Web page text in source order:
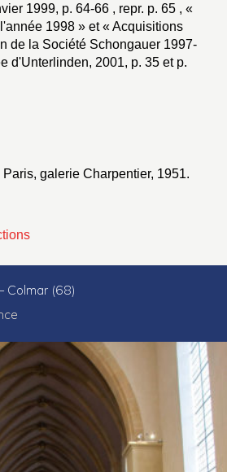
1999, p. 64-66 , repr. p. 65 , «
1998 » et « Acquisitions
de la Société Schongauer 1997-
d'Unterlinden, 2001, p. 35 et p.
galerie Charpentier, 1951.
Colmar (68)